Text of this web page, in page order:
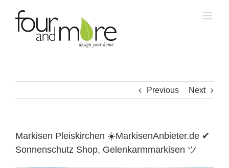
content
Previous Next
Markisen Pleiskirchen ☀️MarkisenAnbieter.de ✔
Sonnenschutz Shop, Gelenkarmmarkisen ツ